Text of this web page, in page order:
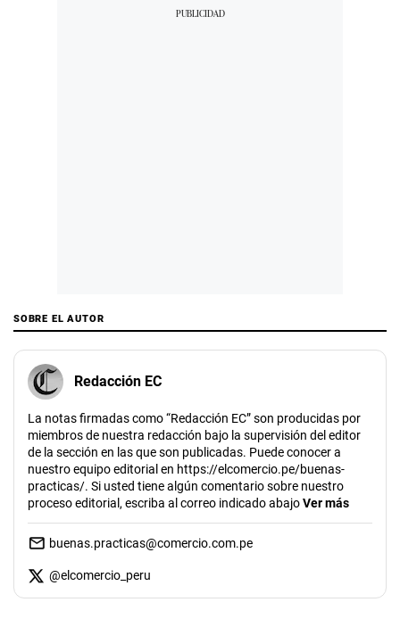
SOBRE EL AUTOR
Redacción EC
La notas firmadas como “Redacción EC” son producidas por
miembros de nuestra redacción bajo la supervisión del editor
de la sección en las que son publicadas. Puede conocer a
nuestro equipo editorial en https://elcomercio.pe/buenas-
practicas/. Si usted tiene algún comentario sobre nuestro
proceso editorial, escriba al correo indicado abajoVer más
buenas.practicas@comercio.com.pe
@elcomercio_peru